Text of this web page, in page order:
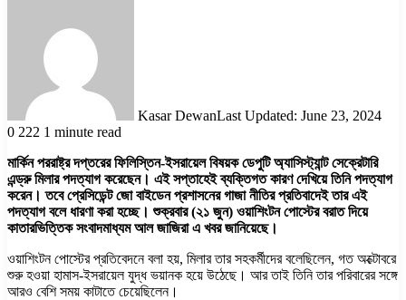
Kasar DewanLast Updated: June 23, 2024
0 222 1 minute read
মার্কিন পররাষ্ট্র দপ্তরের ফিলিস্তিন-ইসরায়েল বিষয়ক ডেপুটি অ্যাসিস্ট্যান্ট সেক্রেটারি
এন্ড্রু মিলার পদত্যাগ করেছেন। এই সপ্তাহেই ব্যক্তিগত কারণ দেখিয়ে তিনি পদত্যাগ
করেন। তবে প্রেসিডেন্ট জো বাইডেন প্রশাসনের গাজা নীতির প্রতিবাদেই তার এই
পদত্যাগ বলে ধারণা করা হচ্ছে। শুক্রবার (২১ জুন) ওয়াশিংটন পোস্টের বরাত দিয়ে
কাতারভিত্তিক সংবাদমাধ্যম আল জাজিরা এ খবর জানিয়েছে।
ওয়াশিংটন পোস্টের প্রতিবেদনে বলা হয়, মিলার তার সহকর্মীদের বলেছিলেন, গত অক্টোবরে
শুরু হওয়া হামাস-ইসরায়েল যুদ্ধ ভয়ানক হয়ে উঠেছে। আর তাই তিনি তার পরিবারের সঙ্গে
আরও বেশি সময় কাটাতে চেয়েছিলেন।